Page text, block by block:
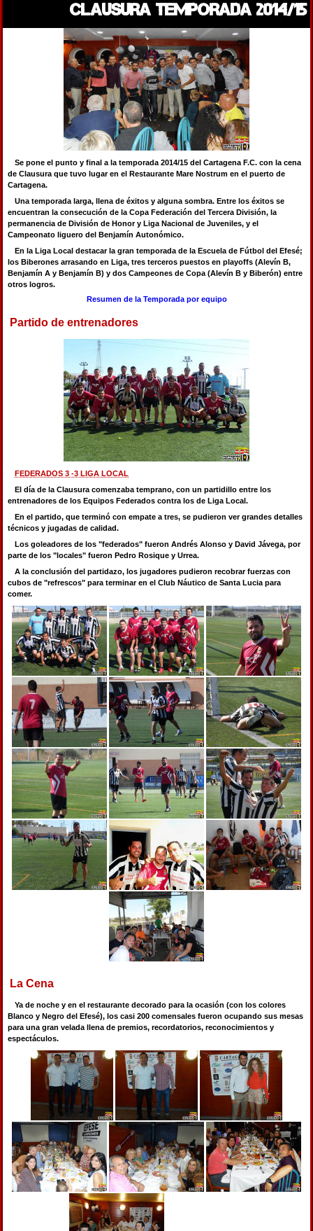
CLAUSURA TEMPORADA 2014/15
Se pone el punto y final a la temporada 2014/15 del Cartagena F.C. con la cena
de Clausura que tuvo lugar en el Restaurante Mare Nostrum en el puerto de
Cartagena.
Una temporada larga, llena de éxitos y alguna sombra. Entre los éxitos se
encuentran la consecución de la Copa Federación del Tercera División, la
permanencia de División de Honor y Liga Nacional de Juveniles, y el
Campeonato liguero del Benjamín Autonómico.
En la Liga Local destacar la gran temporada de la Escuela de Fútbol del Efesé;
los Biberones arrasando en Liga, tres terceros puestos en playoffs (Alevín B,
Benjamín A y Benjamín B) y dos Campeones de Copa (Alevín B y Biberón) entre
otros logros.
Resumen de la Temporada por equipo
Partido de entrenadores
FEDERADOS 3 -3 LIGA LOCAL
El día de la Clausura comenzaba temprano, con un partidillo entre los
entrenadores de los Equipos Federados contra los de Liga Local.
En el partido, que terminó con empate a tres, se pudieron ver grandes detalles
técnicos y jugadas de calidad.
Los goleadores de los "federados" fueron Andrés Alonso y David Jávega, por
parte de los "locales" fueron Pedro Rosique y Urrea.
A la conclusión del partidazo, los jugadores pudieron recobrar fuerzas con
cubos de "refrescos" para terminar en el Club Náutico de Santa Lucia para
comer.
La Cena
Ya de noche y en el restaurante decorado para la ocasión (con los colores
Blanco y Negro del Efesé), los casi 200 comensales fueron ocupando sus mesas
para una gran velada llena de premios, recordatorios, reconocimientos y
espectáculos.